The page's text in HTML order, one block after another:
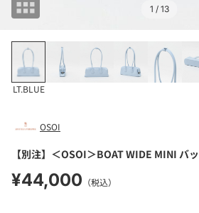
1 / 13
LT.BLUE
OSOI
【別注】＜OSOI＞BOAT WIDE MINI バ
¥44,000 （税込）